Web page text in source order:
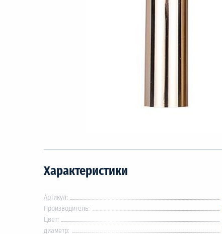
Характеристики
Артикул:
Производитель:
Цвет:
диаметр: